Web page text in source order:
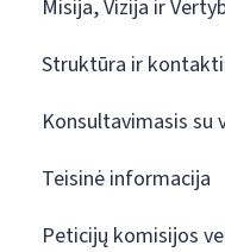
Misija, Vizija ir
Struktūra ir
Konsultavimasis su
Teisinė informacija
Peticijų komisijos